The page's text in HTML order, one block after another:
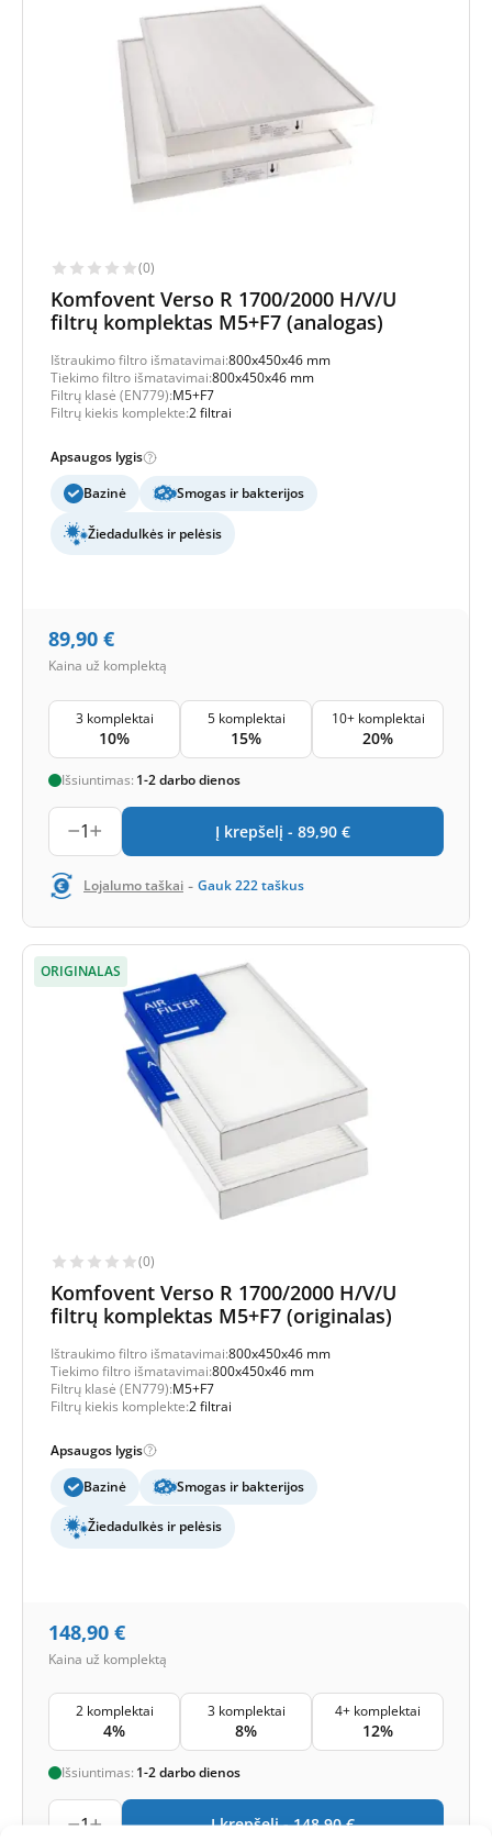
(0)
Komfovent Verso R 1700/2000 H/V/U
filtrų komplektas M5+F7 (analogas)
Ištraukimo filtro išmatavimai:800x450x46 mm
Tiekimo filtro išmatavimai:800x450x46 mm
Filtrų klasė (EN779):M5+F7
Filtrų kiekis komplekte:2 filtrai
Apsaugos lygis
Bazinė
Smogas ir bakterijos
Žiedadulkės ir pelėsis
89,90 €
Kaina už komplektą
3 komplektai
10%
5 komplektai
15%
10+ komplektai
20%
Išsiuntimas: 1-2 darbo dienos
1 Į krepšelį - 89,90 €
Lojalumo taškai - Gauk222taškus
ORIGINALAS
(0)
Komfovent Verso R 1700/2000 H/V/U
filtrų komplektas M5+F7 (originalas)
Ištraukimo filtro išmatavimai:800x450x46 mm
Tiekimo filtro išmatavimai:800x450x46 mm
Filtrų klasė (EN779):M5+F7
Filtrų kiekis komplekte:2 filtrai
Apsaugos lygis
Bazinė
Smogas ir bakterijos
Žiedadulkės ir pelėsis
148,90 €
Kaina už komplektą
2 komplektai
4%
3 komplektai
8%
4+ komplektai
12%
Išsiuntimas: 1-2 darbo dienos
1 Į krepšelį -148,90 €